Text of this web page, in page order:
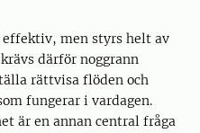
men styrs helt av
därför noggrann
rättvisa flöden och
fungerar i vardagen.
är en annan central fråga